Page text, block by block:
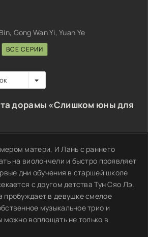
Gong Wan Yi, Yuan Ye
ВСЕ СЕРИИ
дорамы «Слишком юны для
матери, И Лань с раннего
на виолончели и быстро проявляет
дни обучения в старшей школе
с другом детства Тун Сяо Лэ.
пробуждает в девушке смелое
музыкальное трио и
можно воплощать не только в